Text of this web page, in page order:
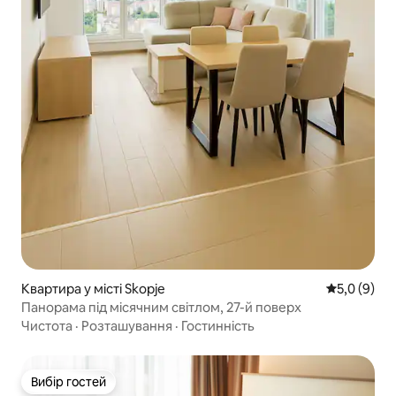
Квартира у місті Skopje Середня
5,0 (9)
Панорама під місячним світлом, 27-й поверх
Чистота · Розташування · Гостинність
Вибір гостей
Вибір гостей